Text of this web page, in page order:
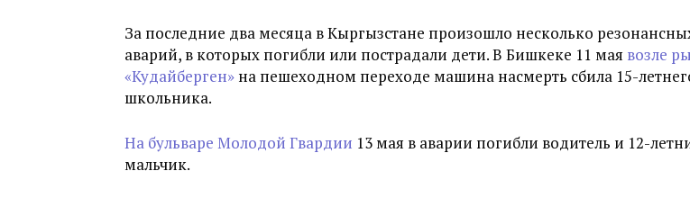
За последние два месяца в Кыргызстане произошло несколько
аварий, в которых погибли или пострадали дети. В Бишкеке 11 мая возле
«Кудайберген» на пешеходном переходе машина насмерть сбила 15-
школьника.
На бульваре Молодой Гвардии 13 мая в аварии погибли водитель и 12-
мальчик.